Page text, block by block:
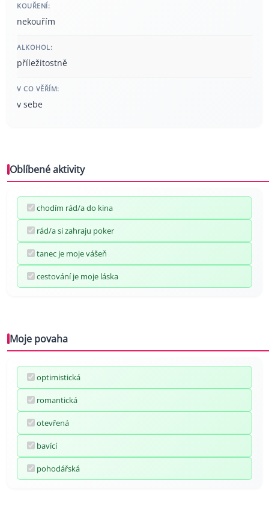
KOUŘENÍ:
nekouřím
ALKOHOL:
příležitostně
V CO VĚŘÍM:
v sebe
Oblíbené aktivity
chodím rád/a do kina
rád/a si zahraju poker
tanec je moje vášeň
cestování je moje láska
Moje povaha
optimistická
romantická
otevřená
bavící
pohodářská